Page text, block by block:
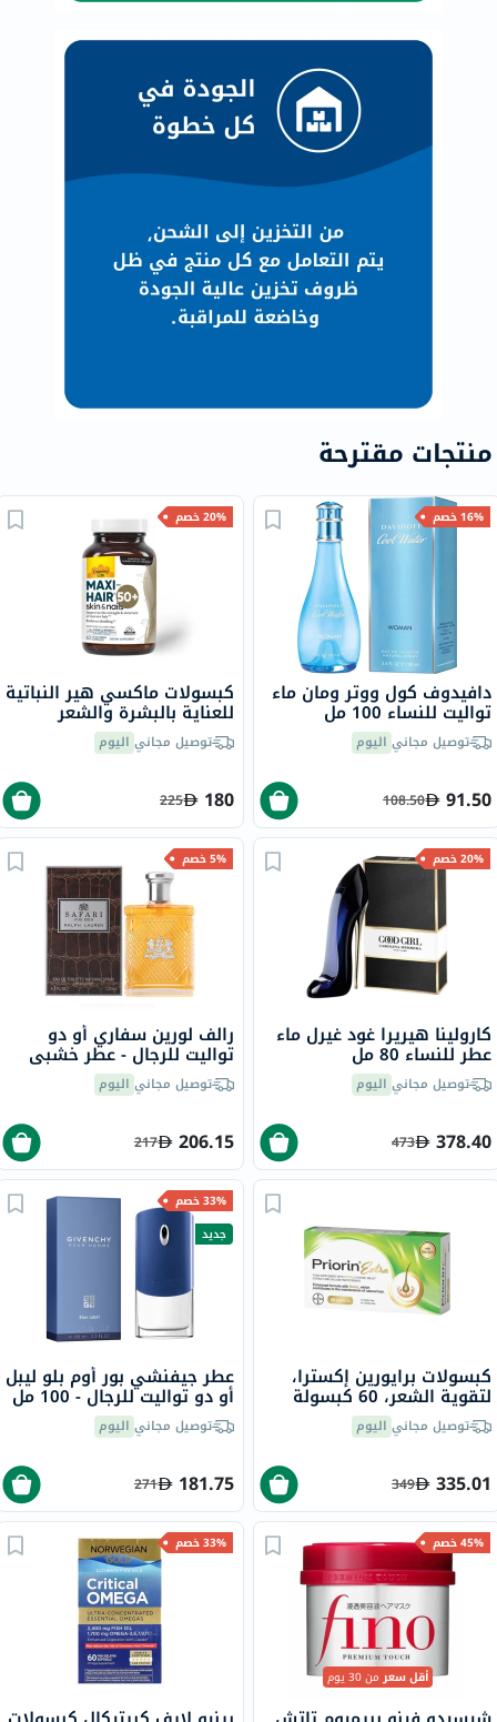
منتجات مقترحة
16% خصم
دافيدوف كول ووتر ومان ماء
تواليت للنساء 100 مل
توصيل مجاني اليوم
91.50
108.50
20% خصم
كبسولات ماكسي هير النباتية
للعناية بالبشرة والشعر
كاونتري لايف، 60 كبسولة
توصيل مجاني اليوم
180
225
20% خصم
كارولينا هيريرا غود غيرل ماء
عطر للنساء 80 مل
توصيل مجاني اليوم
378.40
473
5% خصم
رالف لورين سفاري أو دو
تواليت للرجال - عطر خشبي
125 ملتوصيل مجاني اليوم
206.15
217
كبسولات برايورين إكسترا،
لتقوية الشعر، 60 كبسولة
توصيل مجاني اليوم
335.01
349
33% خصم
جديد
عطر جيفنشي بور أوم بلو ليبل
أو دو تواليت للرجال - 100 مل
توصيل مجاني اليوم
181.75
271
45% خصم
أقل سعرمن 30 يوم
33% خصم